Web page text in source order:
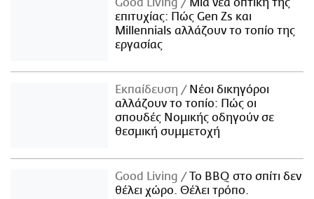
Good Living
Μια νέα οπτική της
επιτυχίας: Πώς Gen Zs και
Millennials αλλάζουν το τοπίο της
εργασίας
Εκπαίδευση
Νέοι δικηγόροι
αλλάζουν το τοπίο: Πώς οι
σπουδές Νομικής οδηγούν σε
θεσμική συμμετοχή
Good Living
Το BBQ στο σπίτι δεν
θέλει χώρο. Θέλει τρόπο.